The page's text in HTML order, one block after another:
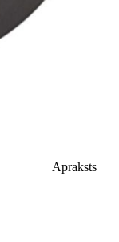
Apraksts